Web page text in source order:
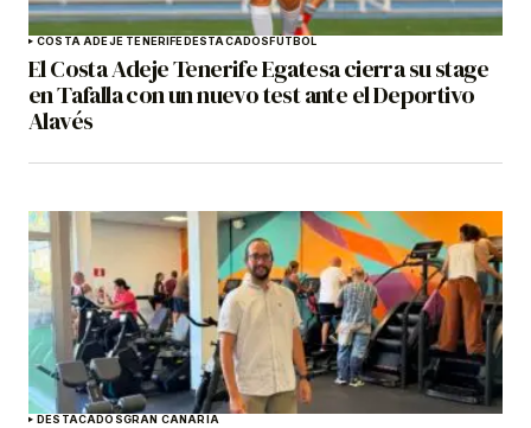
COSTA ADEJE TENERIFEDESTACADOSFÚTBOL
El Costa Adeje Tenerife Egatesa cierra su stage
en Tafalla con un nuevo test ante el Deportivo
Alavés
DESTACADOSGRAN CANARIA